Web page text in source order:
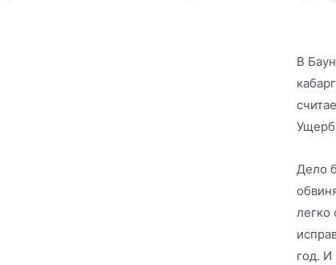
В
Дело
легко
год. И